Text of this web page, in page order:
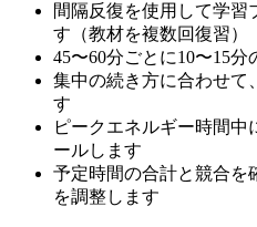
間隔反復を使用して学習
す（教材を複数回復習）
45〜60分ごとに10〜15分
集中の続き方に合わせて
す
ピークエネルギー時間中
ールします
予定時間の合計と競合を
を調整します